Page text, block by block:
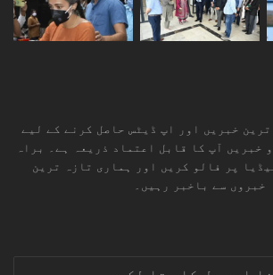
خبریں اور اپ ڈیٹس حاصل کرنے کے لیے
خبریں آپ کا قابل اعتماد ذریعہ ہے۔ براہ
پر فالو کریں اور ہماری تازہ ترین
خبروں سے باخبر رہیں۔